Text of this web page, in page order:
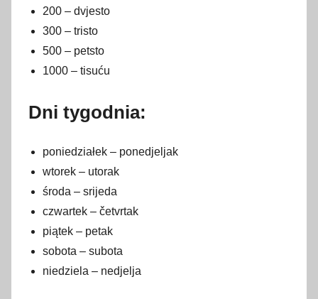
200 – dvjesto
300 – tristo
500 – petsto
1000 – tisuću
Dni tygodnia:
poniedziałek – ponedjeljak
wtorek – utorak
środa – srijeda
czwartek – četvrtak
piątek – petak
sobota – subota
niedziela – nedjelja